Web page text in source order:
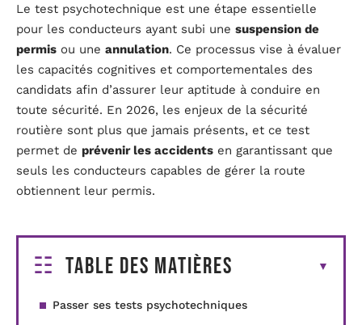
Le test psychotechnique est une étape essentielle
pour les conducteurs ayant subi une suspension de
permis ou une annulation. Ce processus vise à évaluer
les capacités cognitives et comportementales des
candidats afin d’assurer leur aptitude à conduire en
toute sécurité. En 2026, les enjeux de la sécurité
routière sont plus que jamais présents, et ce test
permet de prévenir les accidents en garantissant que
seuls les conducteurs capables de gérer la route
obtiennent leur permis.
Table des matières
Passer ses tests psychotechniques